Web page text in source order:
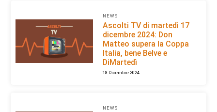
NEWS
Ascolti TV di martedì 17
dicembre 2024: Don
Matteo supera la Coppa
Italia, bene Belve e
DiMartedì
18 Dicembre 2024
NEWS